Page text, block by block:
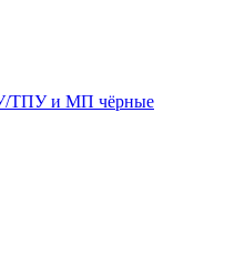
ТПУ и МП чёрные